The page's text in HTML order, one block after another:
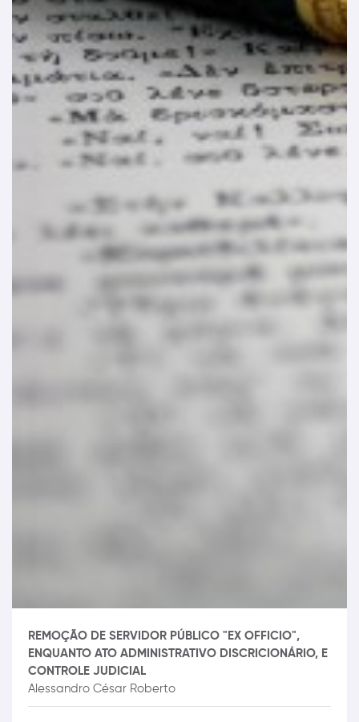
REMOÇÃO DE SERVIDOR PÚBLICO "EX OFFICIO",
ENQUANTO ATO ADMINISTRATIVO DISCRICIONÁRIO, E
CONTROLE JUDICIAL
Alessandro César Roberto